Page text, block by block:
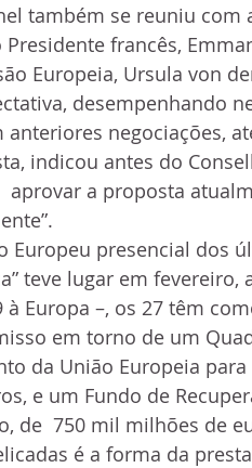
também se reuniu com
francês,
Europeia, Ursula von
desempenhando
anteriores negociações,
indicou antes do
aprovar a proposta
Europeu presencial dos
teve lugar em fevereiro,
Europa –, os 27 têm
em torno de um
da União Europeia para
e um Fundo de
de  750 mil milhões de
é a forma da